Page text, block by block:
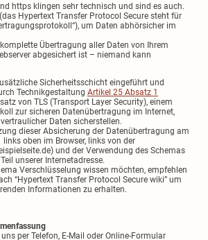
https klingen sehr technisch und sind es auch.
Hypertext Transfer Protocol Secure steht für
um Daten abhörsicher im
Übertragung aller Daten von Ihrem
abgesichert ist – niemand kann
Sicherheitsschicht eingeführt und
Technikgestaltung Artikel 25 Absatz 1
von TLS (Transport Layer Security), einem
zur sicheren Datenübertragung im Internet,
Daten sicherstellen.
dieser Absicherung der Datenübertragung am
oben im Browser, links von der
und der Verwendung des Schemas
unserer Internetadresse.
Verschlüsselung wissen möchten, empfehlen
“Hypertext Transfer Protocol Secure wiki” um
Informationen zu erhalten.
per Telefon, E-Mail oder Online-Formular